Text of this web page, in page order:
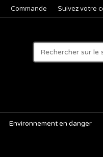
Commande Suivez votre
Environnement en danger